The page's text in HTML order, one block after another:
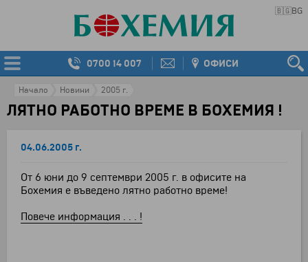
🇧🇬BG
0700 14 007 ОФИСИ
Начало Новини 2005 г.
ЛЯТНО РАБОТНО ВРЕМЕ В БОХЕМИЯ !
04.06.2005 г.
От 6 юни до 9 септември 2005 г. в офисите на
Бохемия е въведено лятно работно време!
Повече информация . . . !